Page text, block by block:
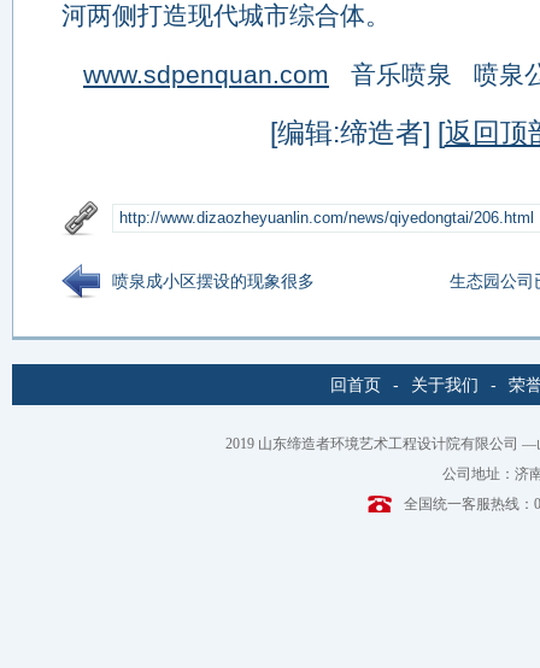
河两侧打造现代城市综合体。
www.sdpenquan.com 音乐喷泉 喷泉
[编辑:缔造者] [返回顶
喷泉成小区摆设的现象很多 生态园公司
回首页 - 关于我们 - 荣
2019 山东缔造者环境艺术工程设计院有限公司 —
公司地址：济
全国统一客服热线：